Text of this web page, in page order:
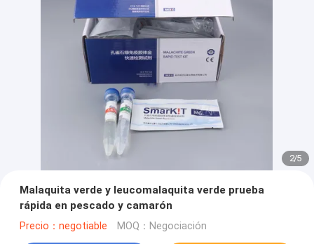
2/5
Malaquita verde y leucomalaquita verde prueba
rápida en pescado y camarón
Precio：negotiable MOQ：Negociación